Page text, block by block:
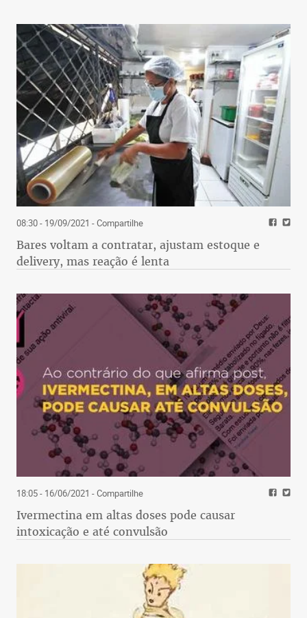
08:30 - 19/09/2021 - Compartilhe
Bares voltam a contratar, ajustam estoque e
delivery, mas reação é lenta
18:05 - 16/06/2021 - Compartilhe
Ivermectina em altas doses pode causar
intoxicação e até convulsão